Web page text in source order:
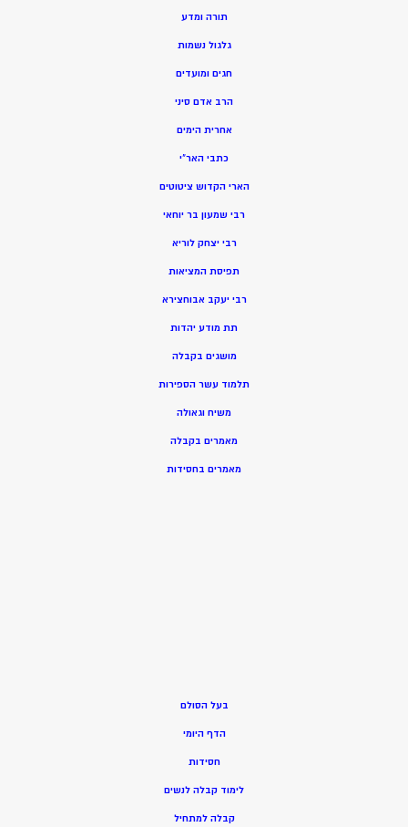
תורה ומדע
גלגול נשמות
חגים ומועדים
הרב אדם סיני
אחרית הימים
כתבי האר”י
הארי הקדוש ציטוטים
רבי שמעון בר יוחאי
רבי יצחק לוריא
תפיסת המציאות
רבי יעקב אבוחצירא
תת מודע יהדות
מושגים בקבלה
תלמוד עשר הספירות
משיח וגאולה
מאמרים בקבלה
מאמרים בחסידות
בעל הסולם
הדף היומי
חסידות
לימוד קבלה לנשים
קבלה למתחיל